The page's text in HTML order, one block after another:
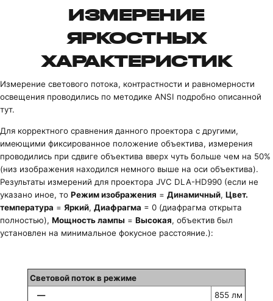
ИЗМЕРЕНИЕ
ЯРКОСТНЫХ
ХАРАКТЕРИСТИК
Измерение светового потока, контрастности и равномерности
освещения проводились по методике ANSI подробно описанной
тут.
Для корректного сравнения данного проектора с другими,
имеющими фиксированное положение объектива, измерения
проводились при сдвиге объектива вверх чуть больше чем на 50%
(низ изображения находился немного выше на оси объектива).
Результаты измерений для проектора JVC DLA-HD990 (если не
указано иное, то Режим изображения = Динамичный, Цвет.
температура = Яркий, Диафрагма = 0 (диафрагма открыта
полностью), Мощность лампы = Высокая, объектив был
установлен на минимальное фокусное расстояние.):
Световой поток в режиме
—
855 лм